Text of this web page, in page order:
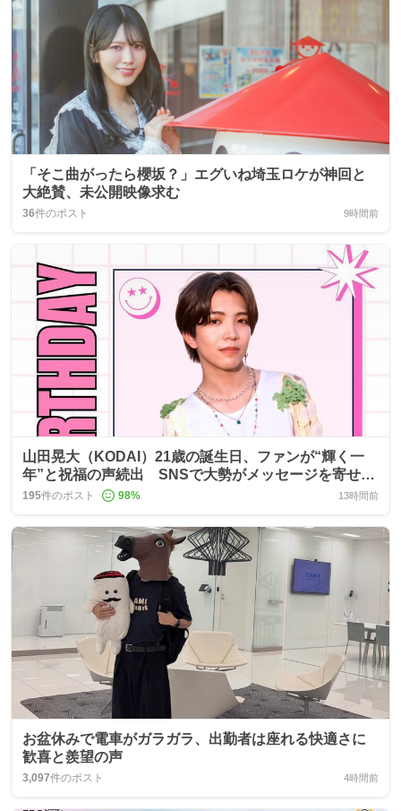
「そこ曲がったら櫻坂？」エグいね埼玉ロケが神回と
大絶賛、未公開映像求む
36件のポスト 9時間前
山田晃大（KODAI）21歳の誕生日、ファンが“輝く一
年”と祝福の声続出 SNSで大勢がメッセージを寄せ、
ダンスや楽曲制作の才能も称賛
195件のポスト 98% 13時間前
お盆休みで電車がガラガラ、出勤者は座れる快適さに
歓喜と羨望の声
3,097件のポスト 4時間前